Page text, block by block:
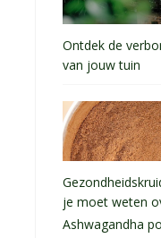
Ontdek de
van jouw tuin
je moet weten
Ashwagandha